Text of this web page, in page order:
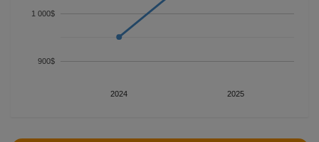
2024 2025
900$
1 000$